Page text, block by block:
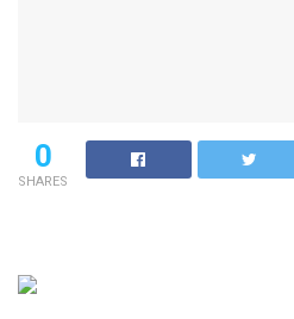
0
SHARES